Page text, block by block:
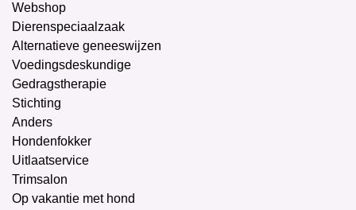
Webshop
Dierenspeciaalzaak
Alternatieve geneeswijzen
Voedingsdeskundige
Gedragstherapie
Stichting
Anders
Hondenfokker
Uitlaatservice
Trimsalon
Op vakantie met hond